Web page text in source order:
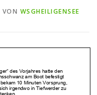
VON WSGHEILIGENSEE